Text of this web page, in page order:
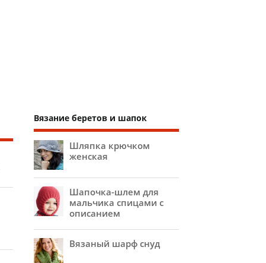
Вязание беретов и шапок
Шляпка крючком
женская
Шапочка-шлем для
мальчика спицами с
описанием
Вязаный шарф снуд